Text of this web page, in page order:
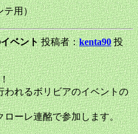
テ用）
ベント投稿者：kenta90 投
われるボリビアのイベントの
ローレ連酩で参加します。